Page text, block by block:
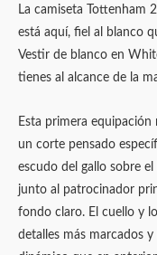
La camiseta Tottenham
está aquí, fiel al blanco
Vestir de blanco en
tienes al alcance de la
Esta primera
un corte pensado
escudo del gallo sobre
junto al patrocinador
fondo claro. El cuello y
detalles más marcados